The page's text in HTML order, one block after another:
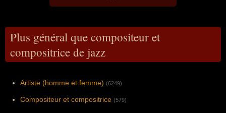
Plus général que compositeur et
compositrice de jazz
Artiste (homme et femme) (6249)
Compositeur et compositrice (579)